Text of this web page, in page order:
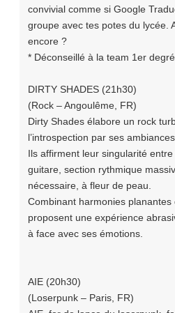
convivial comme si Google
groupe avec tes potes du lycée.
encore ?
* Déconseillé à la team 1er degré
DIRTY SHADES (21h30)
(Rock – Angoulême, FR)
Dirty Shades élabore un rock
l’introspection par ses
Ils affirment leur singularité
guitare, section rythmique
nécessaire, à fleur de peau.
Combinant harmonies
proposent une expérience
à face avec ses émotions.
AIE (20h30)
(Loserpunk – Paris, FR)